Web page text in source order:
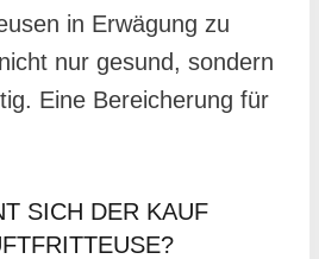
in Erwägung zu
nur gesund, sondern
Eine Bereicherung für
SICH DER KAUF